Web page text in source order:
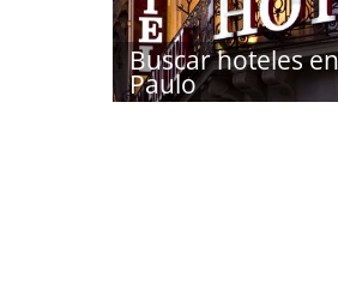
Buscar hoteles
Paulo